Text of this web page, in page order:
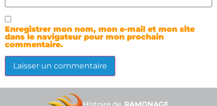
Enregistrer mon nom, mon e-mail et mon site
dans le navigateur pour mon prochain
commentaire.